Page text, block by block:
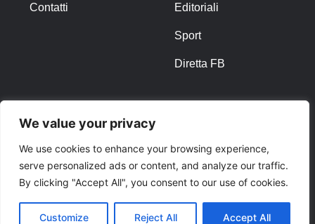
We value your privacy
We use cookies to enhance your browsing experience,
serve personalized ads or content, and analyze our traffic.
By clicking "Accept All", you consent to our use of cookies.
Customize Reject All Accept All
Contatti Editoriali
Sport
Diretta FB
Privacy Policy